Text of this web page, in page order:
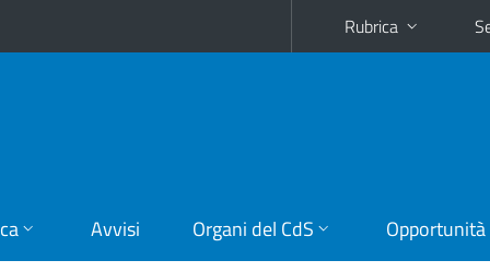
Rubrica
Avvisi Organi del CdS Opportunità